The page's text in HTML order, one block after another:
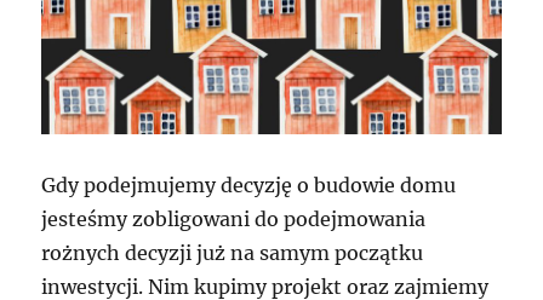
Gdy podejmujemy decyzję o budowie domu
jesteśmy zobligowani do podejmowania
rożnych decyzji już na samym początku
inwestycji. Nim kupimy projekt oraz zajmiemy